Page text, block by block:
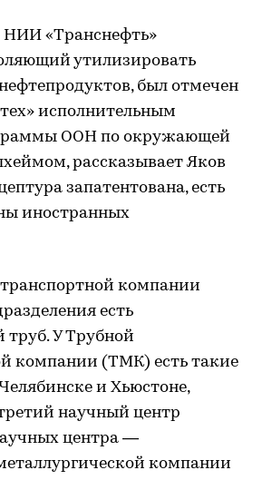
НИИ «Транснефть»
утилизировать
был отмечен
исполнительным
ООН по окружающей
рассказывает Яков
запатентована, есть
иностранных
компании
есть
труб. У Трубной
компании (ТМК) есть такие
и Хьюстоне,
научный центр
центра —
компании